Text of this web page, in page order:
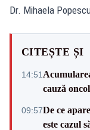
Dr. Mihaela
CITEȘTE ȘI
14:51
cauză
09:57De ce
este cazul